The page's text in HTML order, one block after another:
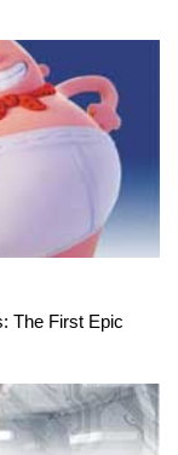
The First Epic